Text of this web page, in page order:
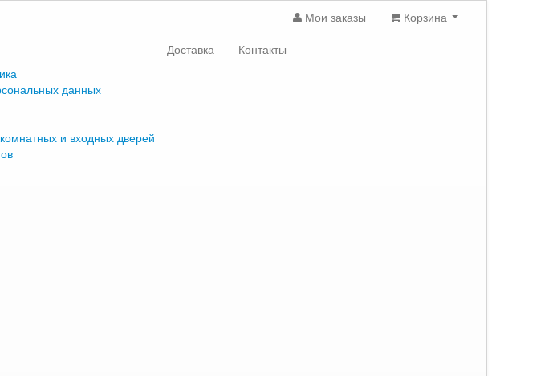
Мои заказы
Корзина
данных
и входных дверей
Доставка Контакты